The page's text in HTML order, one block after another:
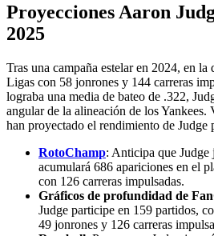
Proyecciones Aaron
2025
Tras una campaña estelar en 2024, en la
Ligas con 58 jonrones y 144 carreras
lograba una media de bateo de .322,
angular de la alineación de los Yankees.
han proyectado el rendimiento de Judge
RotoChamp: Anticipa que Judge
acumulará 686 apariciones en el
con 126 carreras impulsadas.
Gráficos de profundidad de
Judge participe en 159 partidos,
49 jonrones y 126 carreras